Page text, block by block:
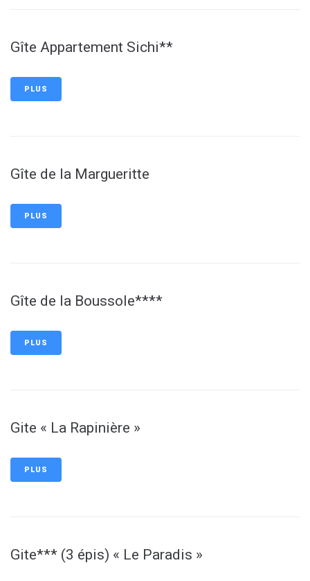
Gîte Appartement Sichi**
PLUS
Gîte de la Margueritte
PLUS
Gîte de la Boussole****
PLUS
Gite « La Rapinière »
PLUS
Gite*** (3 épis) « Le Paradis »